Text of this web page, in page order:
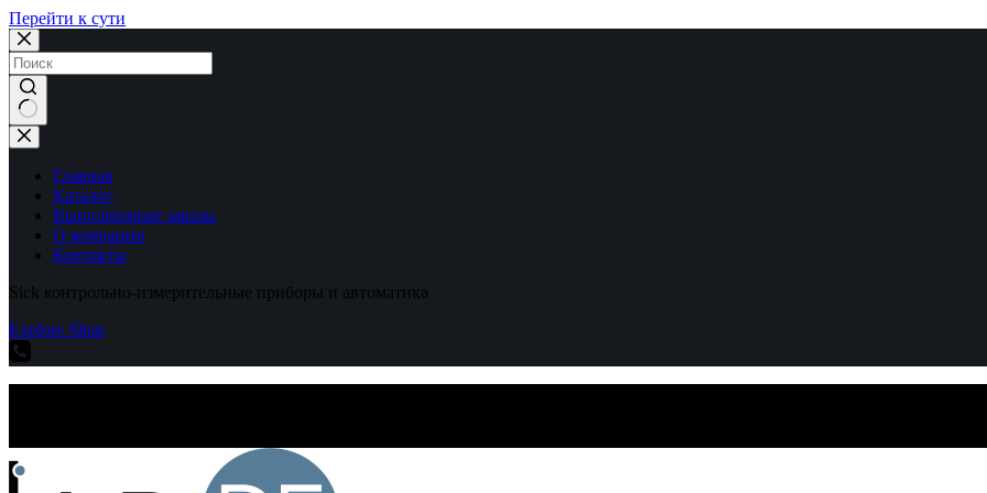
Перейти к сути
Ничего
не
найденоГлавная
Каталог
Выполненные заказы
О компании
Контакты
Sick контрольно-измерительные приборы и автоматика
Explore Shop